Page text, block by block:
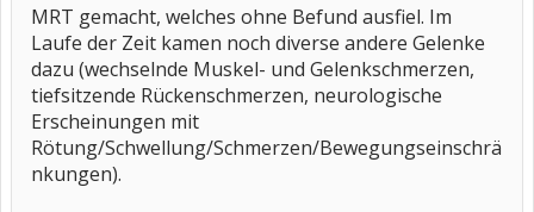
MRT gemacht, welches ohne Befund ausfiel. Im
Laufe der Zeit kamen noch diverse andere Gelenke
dazu (wechselnde Muskel- und Gelenkschmerzen,
tiefsitzende Rückenschmerzen, neurologische
Erscheinungen mit
Rötung/Schwellung/Schmerzen/Bewegungseinschrä
nkungen).